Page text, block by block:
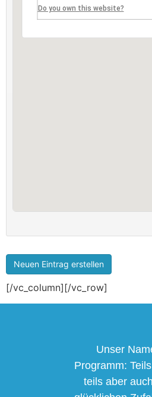
Do you own this website?
[/vc_column][/vc_row]
Unser
Programm:
teils aber